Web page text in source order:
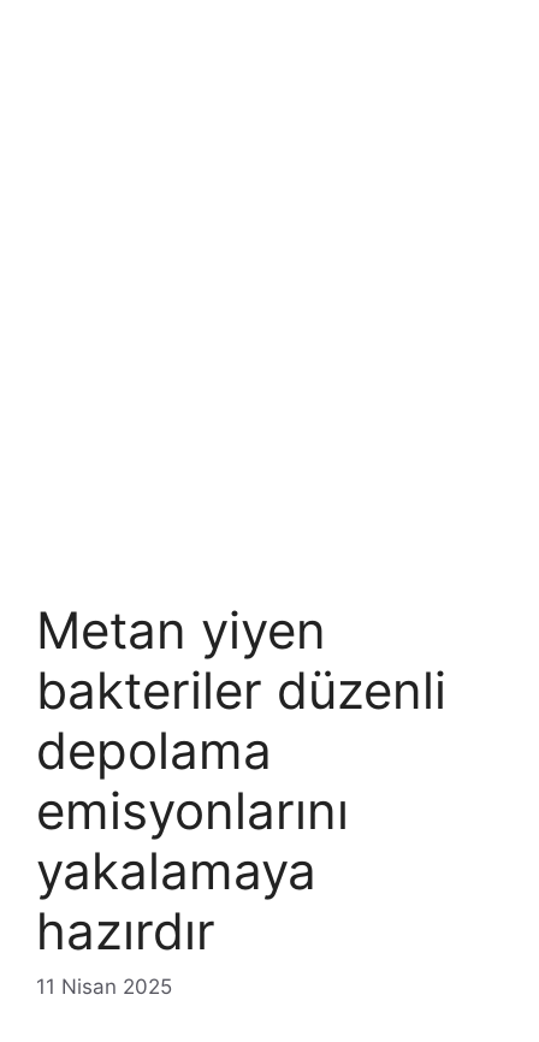
Metan yiyen
bakteriler düzenli
depolama
emisyonlarını
yakalamaya
hazırdır
11 Nisan 2025